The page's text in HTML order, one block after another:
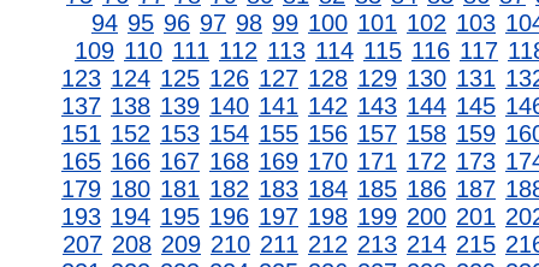
94 95 96 97 98 99 100 101 102 103
109 110 111 112 113 114 115 116 117
123 124 125 126 127 128 129 130 131
137 138 139 140 141 142 143 144 145
151 152 153 154 155 156 157 158 159
165 166 167 168 169 170 171 172 173
179 180 181 182 183 184 185 186 187
193 194 195 196 197 198 199 200 201
207 208 209 210 211 212 213 214 215